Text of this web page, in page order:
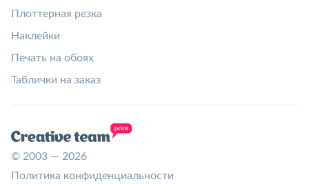
Плоттерная резка
Наклейки
Печать на обоях
Таблички на заказ
© 2003 — 2026
Политика конфиденциальности